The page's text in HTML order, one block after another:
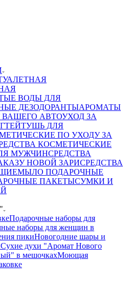
ВОДЫ ДЛЯ
ДЕЗОДОРАНТЫАРОМАТЫ
ВАШЕГО АВТОУХОД ЗА
ТУШЬ ДЛЯ
ПО УХОДУ ЗА
КОСМЕТИЧЕСКИЕ
МУЖЧИНСРЕДСТВА
НОВОЙ ЗАРИСРЕДСТВА
МЫЛО ПОДАРОЧНЫЕ
ПАКЕТЫСУМКИ И
Подарочные наборы для
наборы для женщин в
пикиНовогодние шары и
Сухие духи "Аромат Нового
в мешочкахМоющая